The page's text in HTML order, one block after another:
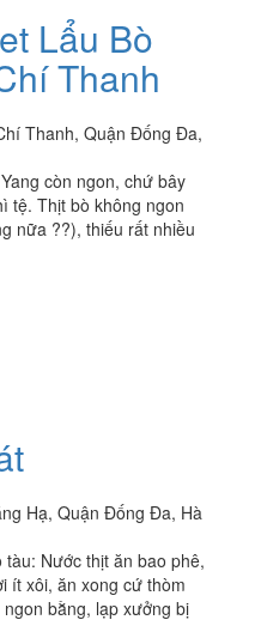
Lẩu Bò
Thanh
Thanh, Quận Đống Đa,
còn ngon, chứ bây
tệ. Thịt bò không ngon
nữa ??), thiếu rất nhiều
Hạ, Quận Đống Đa, Hà
tàu: Nước thịt ăn bao phê,
ít xôi, ăn xong cứ thòm
bằng, lạp xưởng bị